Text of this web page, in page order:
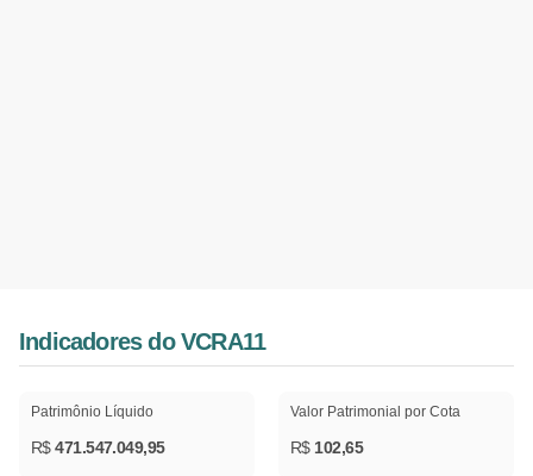
Indicadores do VCRA11
Patrimônio Líquido
R$471.547.049,95
Valor Patrimonial por Cota
R$ 102,65